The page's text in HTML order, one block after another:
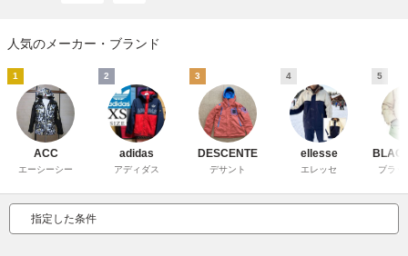
人気のメーカー・ブランド
1
ACC
エーシーシー
2
adidas
アディダス
3
DESCENTE
デサント
4
ellesse
エレッセ
5
ブラッ
指定した条件